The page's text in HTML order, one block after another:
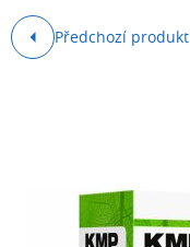
Předchozí produkt